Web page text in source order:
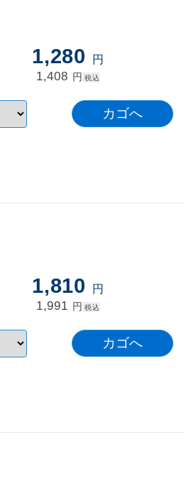
1,280 円
1,408 円 税込
1,810 円
1,991 円 税込